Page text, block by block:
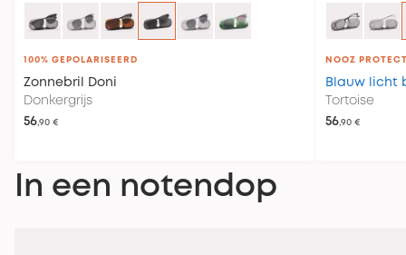
100% GEPOLARISEERD
Zonnebril
Doni
Donkergrijs
56,90 €
NOOZ
Blauw licht
Tortoise
56,90 €
In een notendop